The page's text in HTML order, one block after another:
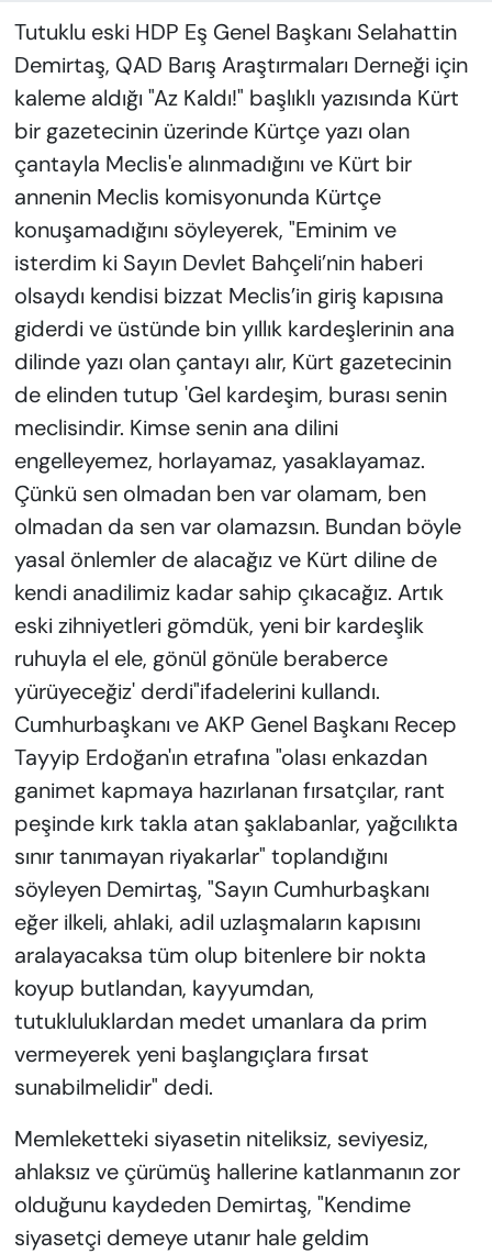
Tutuklu eski HDP Eş Genel Başkanı Selahattin
Demirtaş, QAD Barış Araştırmaları Derneği için
kaleme aldığı "Az Kaldı!" başlıklı yazısında Kürt
bir gazetecinin üzerinde Kürtçe yazı olan
çantayla Meclis'e alınmadığını ve Kürt bir
annenin Meclis komisyonunda Kürtçe
konuşamadığını söyleyerek, "Eminim ve
isterdim ki Sayın Devlet Bahçeli’nin haberi
olsaydı kendisi bizzat Meclis’in giriş kapısına
giderdi ve üstünde bin yıllık kardeşlerinin ana
dilinde yazı olan çantayı alır, Kürt gazetecinin
de elinden tutup 'Gel kardeşim, burası senin
meclisindir. Kimse senin ana dilini
engelleyemez, horlayamaz, yasaklayamaz.
Çünkü sen olmadan ben var olamam, ben
olmadan da sen var olamazsın. Bundan böyle
yasal önlemler de alacağız ve Kürt diline de
kendi anadilimiz kadar sahip çıkacağız. Artık
eski zihniyetleri gömdük, yeni bir kardeşlik
ruhuyla el ele, gönül gönüle beraberce
yürüyeceğiz' derdi"ifadelerini kullandı.
Cumhurbaşkanı ve AKP Genel Başkanı Recep
Tayyip Erdoğan'ın etrafına "olası enkazdan
ganimet kapmaya hazırlanan fırsatçılar, rant
peşinde kırk takla atan şaklabanlar, yağcılıkta
sınır tanımayan riyakarlar" toplandığını
söyleyen Demirtaş, "Sayın Cumhurbaşkanı
eğer ilkeli, ahlaki, adil uzlaşmaların kapısını
aralayacaksa tüm olup bitenlere bir nokta
koyup butlandan, kayyumdan,
tutukluluklardan medet umanlara da prim
vermeyerek yeni başlangıçlara fırsat
sunabilmelidir" dedi.
Memleketteki siyasetin niteliksiz, seviyesiz,
ahlaksız ve çürümüş hallerine katlanmanın zor
olduğunu kaydeden Demirtaş, "Kendime
siyasetçi demeye utanır hale geldim
YAZAR KÖŞESİ
SİYASET
VAN VE DİYARBAKIR HABERLERİ